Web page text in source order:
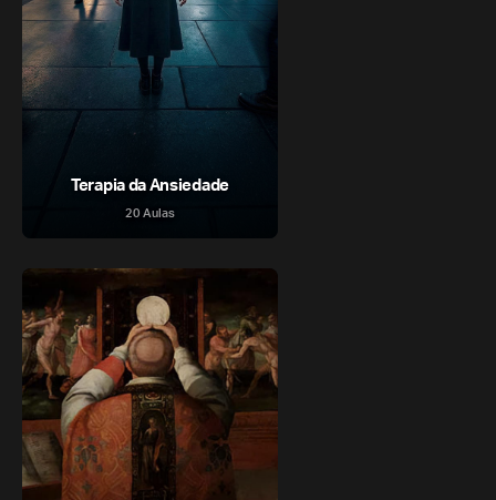
Terapia da Ansiedade
20 Aulas